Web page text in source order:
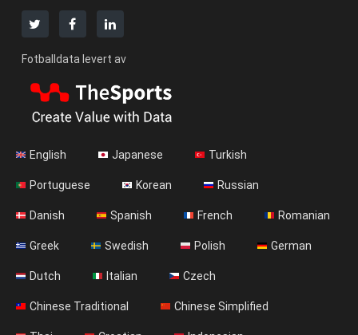
Fotballdata levert av
English Japanese Turkish
Portuguese Korean Russian
Danish Spanish French Romanian
Greek Swedish Polish German
Dutch Italian Czech
Chinese Traditional Chinese Simplified